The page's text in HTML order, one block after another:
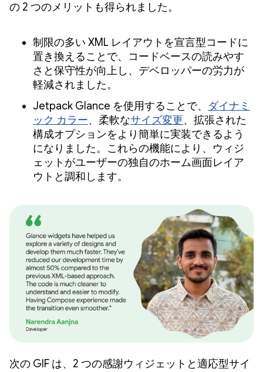
の 2 つのメリットも得られました。
制限の多い XML レイアウトを宣言型コードに
置き換えることで、コードベースの読みやす
さと保守性が向上し、デベロッパーの労力が
軽減されました。
Jetpack Glance を使用することで、 ダイナミ
ック カラー、柔軟なサイズ変更、拡張された
構成オプションをより簡単に実装できるよう
になりました。これらの機能により、ウィジ
ェットがユーザーの独自のホーム画面レイア
ウトと調和します。
次の GIF は、2 つの感謝ウィジェットと適応型サイ